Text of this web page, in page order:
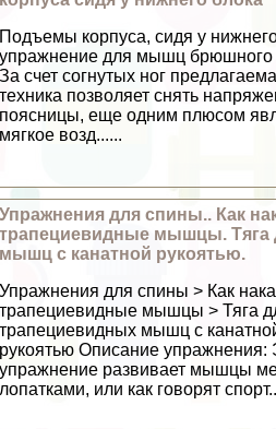
Подъемы корпуса, сидя у
упражнение для мышц брюшного
За счет согнутых ног
техника позволяет снять
поясницы, еще одним плюсом
мягкое возд......
Упражнения для спины.. Как
трапециевидные мышцы. Тяга
мышц с канатной рукоятью.
Упражнения для спины > Как
трапециевидные мышцы > Тяга
трапециевидных мышц с
рукоятью Описание упражнения:
упражнение развивает мышцы
лопатками, или как говорят